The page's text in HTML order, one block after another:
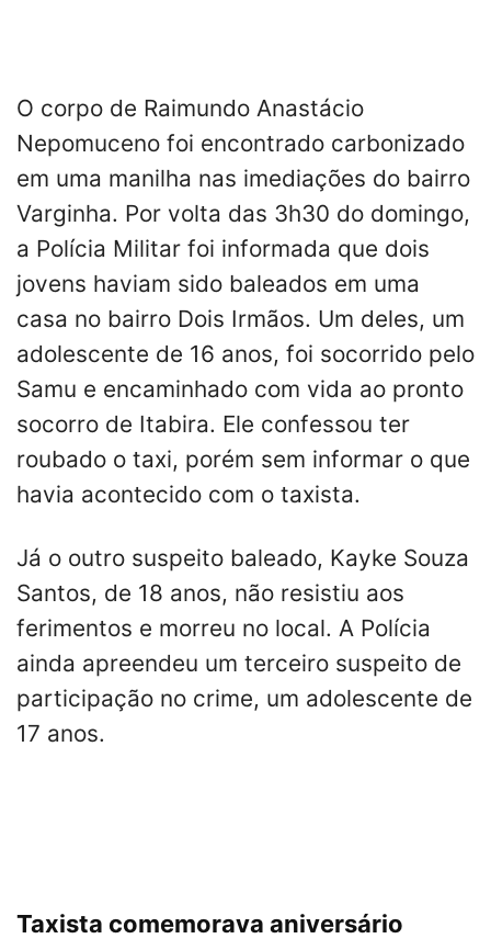
O corpo de Raimundo Anastácio
Nepomuceno foi encontrado carbonizado
em uma manilha nas imediações do bairro
Varginha. Por volta das 3h30 do domingo,
a Polícia Militar foi informada que dois
jovens haviam sido baleados em uma
casa no bairro Dois Irmãos. Um deles, um
adolescente de 16 anos, foi socorrido pelo
Samu e encaminhado com vida ao pronto
socorro de Itabira. Ele confessou ter
roubado o taxi, porém sem informar o que
havia acontecido com o taxista.
Já o outro suspeito baleado, Kayke Souza
Santos, de 18 anos, não resistiu aos
ferimentos e morreu no local. A Polícia
ainda apreendeu um terceiro suspeito de
participação no crime, um adolescente de
17 anos.
Taxista comemorava aniversário